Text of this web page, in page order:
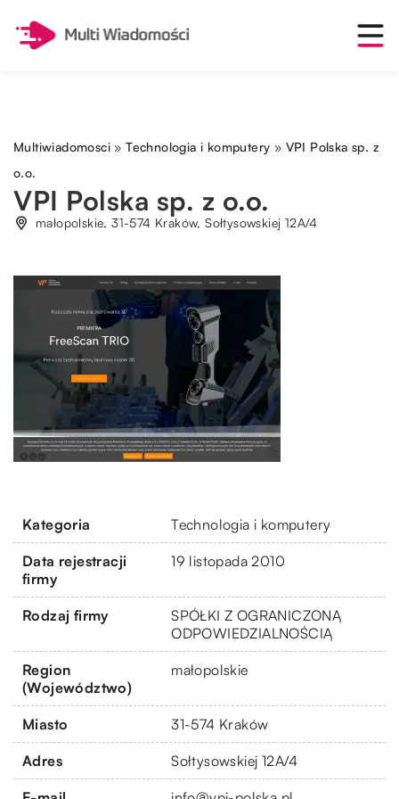
Multiwiadomosci »Technologia i komputery » VPI Polska sp. z
o.o.
VPI Polska sp. z o.o.
małopolskie, 31-574 Kraków, Sołtysowskiej 12A/4
Kategoria Technologia i komputery
Data rejestracji
firmy
19 listopada 2010
Rodzaj firmy
SPÓŁKI Z OGRANICZONĄ
ODPOWIEDZIALNOŚCIĄ
Region
(Województwo)
małopolskie
Miasto 31-574 Kraków
Adres Sołtysowskiej 12A/4